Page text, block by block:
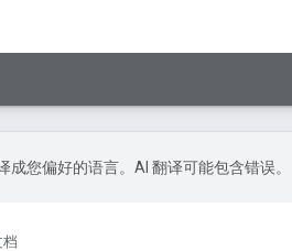
成您偏好的语言。AI 翻译可能包含错误。
档